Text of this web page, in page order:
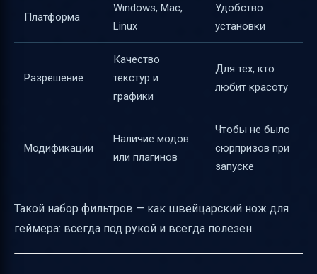
Платформа
Windows, Mac,
Linux
Удобство
установки
Разрешение
Качество
текстур и
графики
Для тех, кто
любит красоту
Модификации
Наличие модов
или плагинов
Чтобы не было
сюрпризов при
запуске
Такой набор фильтров — как швейцарский нож для
геймера: всегда под рукой и всегда полезен.